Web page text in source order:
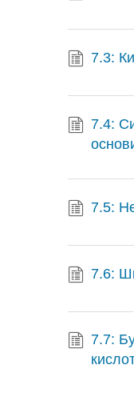
7.3:
7.4:
7.5:
7.6:
7.7: